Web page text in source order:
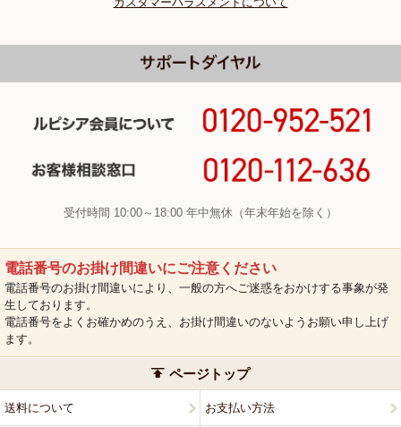
受付時間 10:00～18:00 年中無休（年末年始を除く）
電話番号のお掛け間違いにご注意ください
電話番号のお掛け間違いにより、一般の方へご迷惑をおかけする事象が発
生しております。
電話番号をよくお確かめのうえ、お掛け間違いのないようお願い申し上げ
ます。
ページトップ
送料について お支払い方法